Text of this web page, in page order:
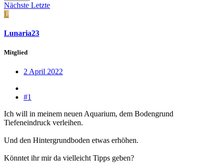
Nächste Letzte
L
Lunaria23
Mitglied
2 April 2022
#1
Ich will in meinem neuen Aquarium, dem Bodengrund
Tiefeneindruck verleihen.
Und den Hintergrundboden etwas erhöhen.
Könntet ihr mir da vielleicht Tipps geben?